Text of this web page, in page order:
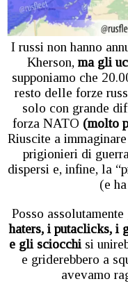
I russi non hanno
Kherson, ma gli
supponiamo che
resto delle forze
solo con grande
forza NATO (molto
Riuscite a
prigionieri di
dispersi e, infine, la
(e
Posso
haters, i putaclicks, i
e gli sciocchi si
e griderebbero a
avevamo